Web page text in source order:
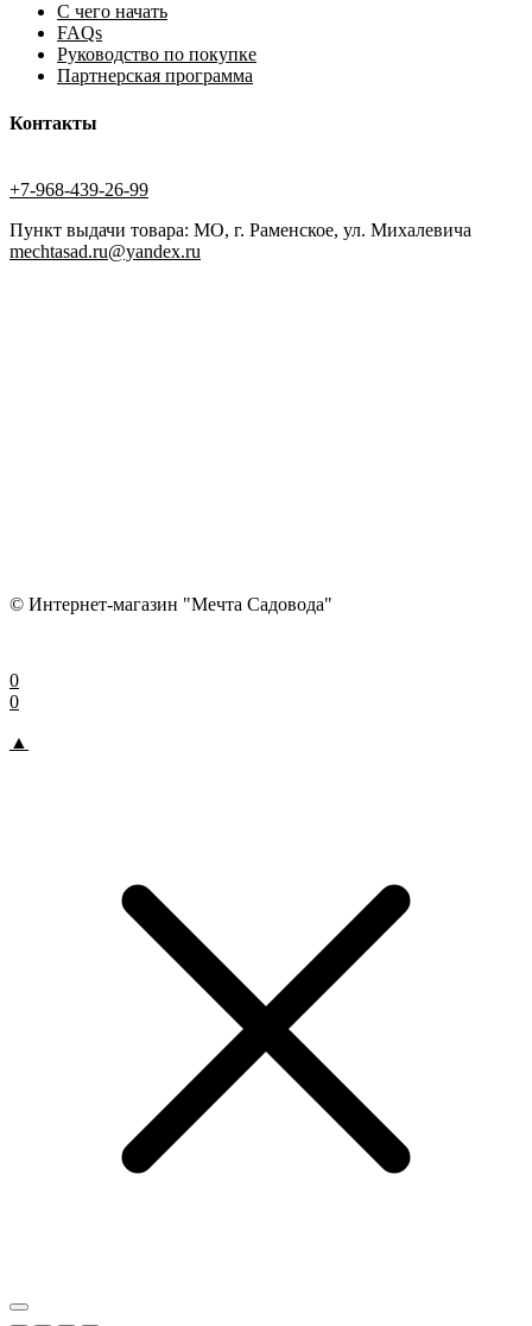
С чего начать
FAQs
Руководство по покупке
Партнерская программа
Контакты
+7-968-439-26-99
Пункт выдачи товара: МО, г. Раменское, ул. Михалевича
mechtasad.ru@yandex.ru
© Интернет-магазин "Мечта Садовода"
0
0
▲